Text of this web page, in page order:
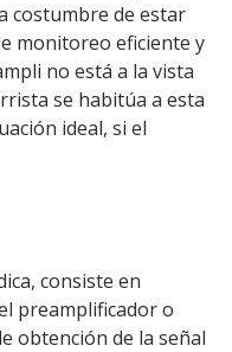
costumbre de estar
monitoreo eficiente y
no está a la vista
se habitúa a esta
ideal, si el
consiste en
preamplificador o
obtención de la señal